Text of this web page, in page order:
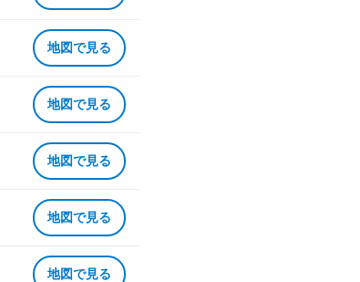
地図で見る
地図で見る
地図で見る
地図で見る
地図で見る